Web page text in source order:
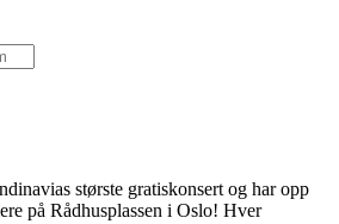
største gratiskonsert og har opp
på Rådhusplassen i Oslo! Hver